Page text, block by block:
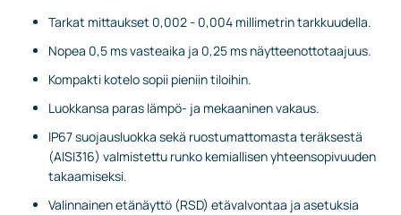
Tarkat mittaukset 0,002 - 0,004 millimetrin tarkkuudella.
Nopea 0,5 ms vasteaika ja 0,25 ms näytteenottotaajuus.
Kompakti kotelo sopii pieniin tiloihin.
Luokkansa paras lämpö- ja mekaaninen vakaus.
IP67 suojausluokka sekä ruostumattomasta teräksestä
(AISI316) valmistettu runko kemiallisen yhteensopivuuden
takaamiseksi.
Valinnainen etänäyttö (RSD) etävalvontaa ja asetuksia